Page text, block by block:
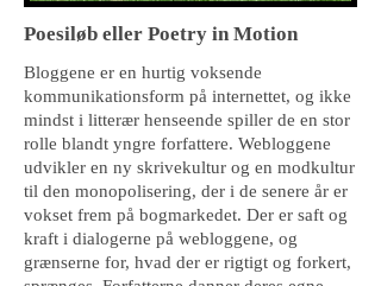
Poesiløb eller Poetry in Motion
Bloggene er en hurtig voksende
kommunikationsform på internettet, og ikke
mindst i litterær henseende spiller de en stor
rolle blandt yngre forfattere. Webloggene
udvikler en ny skrivekultur og en modkultur
til den monopolisering, der i de senere år er
vokset frem på bogmarkedet. Der er saft og
kraft i dialogerne på webloggene, og
grænserne for, hvad der er rigtigt og forkert,